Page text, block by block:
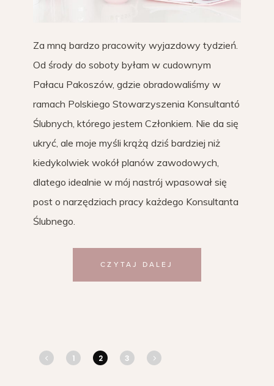
Za mną bardzo pracowity wyjazdowy tydzień.
Od środy do soboty byłam w cudownym
Pałacu Pakoszów, gdzie obradowaliśmy w
ramach Polskiego Stowarzyszenia Konsultantó
Ślubnych, którego jestem Członkiem. Nie da się
ukryć, ale moje myśli krążą dziś bardziej niż
kiedykolwiek wokół planów zawodowych,
dlatego idealnie w mój nastrój wpasował się
post o narzędziach pracy każdego Konsultanta
Ślubnego.
CZYTAJ DALEJ
1 2 3